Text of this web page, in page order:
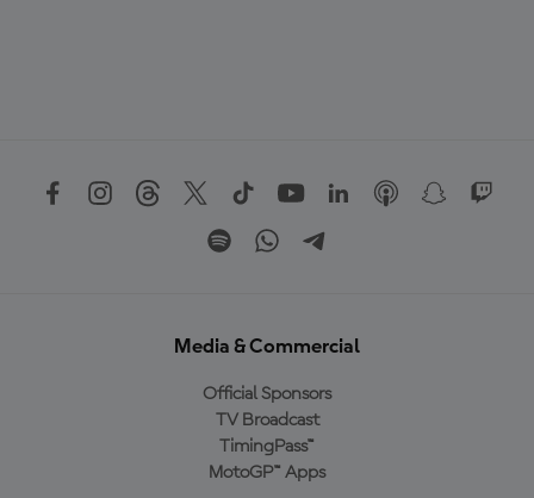
Media & Commercial
Official Sponsors
TV Broadcast
TimingPass™
MotoGP™ Apps